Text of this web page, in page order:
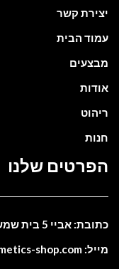
יצירת קשר
עמוד הבית
מבצעים
אודות
ריהוט
חנות
הפרטים שלנו
כתובת: אביי 5 בית שמש. ישראל
מייל: info@cosmetics-shop.com